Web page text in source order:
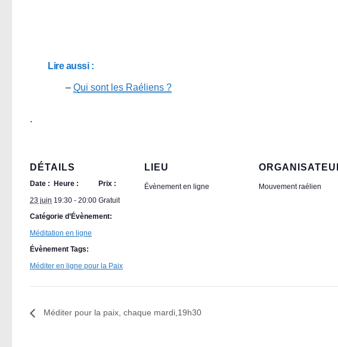
Lire aussi :
– Qui sont les Raéliens ?
.
DÉTAILS
Date :
23 juin
Heure :
19:30 - 20:00
Prix :
Gratuit
Catégorie d’Évènement:
Méditation en ligne
Évènement Tags:
Méditer en ligne pour la Paix
LIEU
Évènement en ligne Mouvement raélien
Méditer pour la paix, chaque mardi,19h30